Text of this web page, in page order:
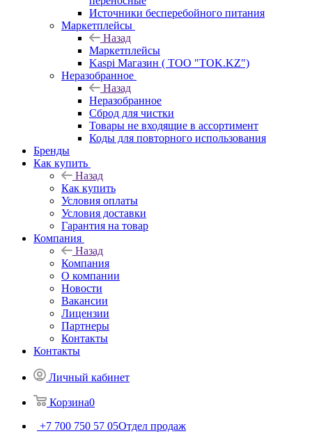
Источники бесперебойного питания
Маркетплейсы
Назад
Маркетплейсы
Kaspi Магазин ( ТОО "TOK.KZ")
Неразобранное
Назад
Неразобранное
Сброд для чистки
Товары не входящие в ассортимент
Коды для повторного использования
Бренды
Как купить
Назад
Как купить
Условия оплаты
Условия доставки
Гарантия на товар
Компания
Назад
Компания
О компании
Новости
Вакансии
Лицензии
Партнеры
Контакты
Контакты
Личный кабинет
Корзина0
+7 700 750 57 05Отдел продаж